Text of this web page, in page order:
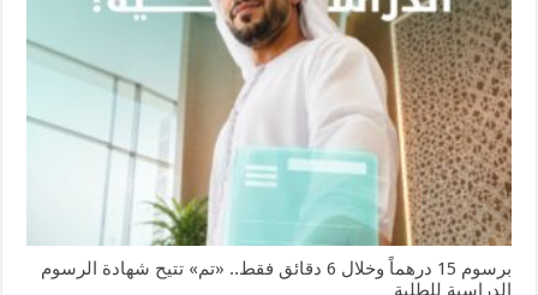
برسوم 15 درهماً وخلال 6 دقائق فقط.. «تم» تتيح شهادة الرسوم
الدراسية للطلبة